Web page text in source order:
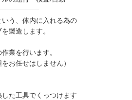
いう、体内に入れる為の
製造します。
業を行います。
をお任せはしません）
た工具でくっつけます